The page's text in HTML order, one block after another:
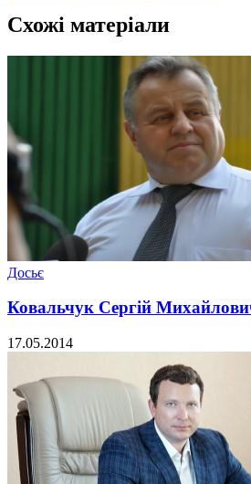
Схожі матеріали
Досьє
Ковальчук Сергій
17.05.2014